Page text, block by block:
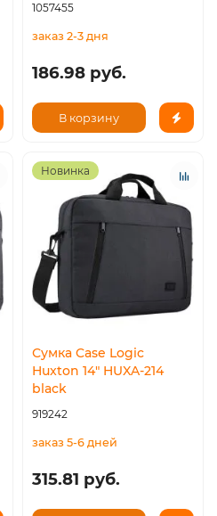
1057455
заказ 2-3 дня
186.98 руб.
В корзину
Новинка
Сумка Case Logic
Huxton 14" HUXA-214
black
919242
заказ 5-6 дней
315.81 руб.